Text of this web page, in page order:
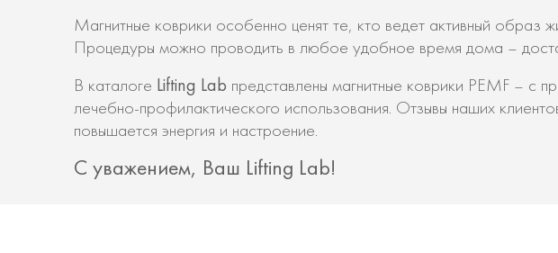
Магнитные коврики особенно ценят те, кто ведет активный
Процедуры можно проводить в любое удобное время дома –
В каталоге Lifting Lab представлены магнитные коврики PEMF – с
лечебно-профилактического использования. Отзывы наших
повышается энергия и настроение.
С уважением, Ваш Lifting Lab!